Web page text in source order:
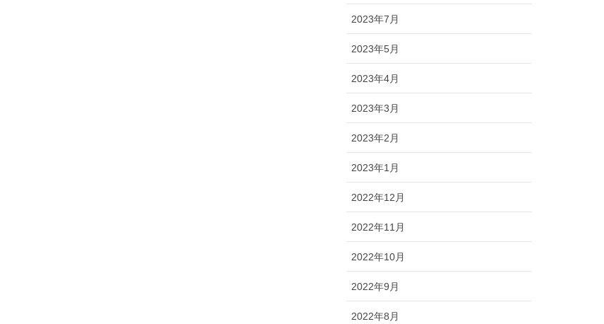
2023年7月
2023年5月
2023年4月
2023年3月
2023年2月
2023年1月
2022年12月
2022年11月
2022年10月
2022年9月
2022年8月